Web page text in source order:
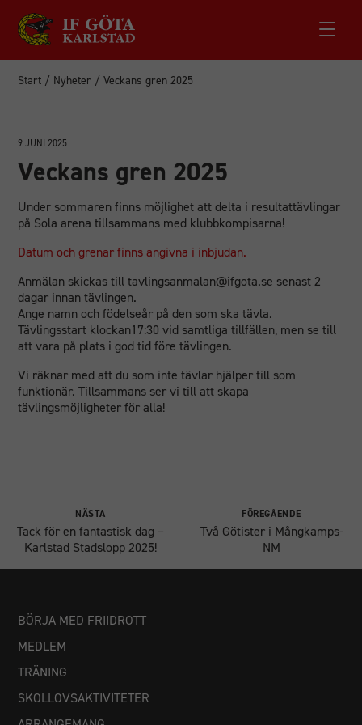
Start / Nyheter /Veckans gren 2025
9 JUNI 2025
Veckans gren 2025
Under sommaren finns möjlighet att delta i resultattävlingar
på Sola arena tillsammans med klubbkompisarna!
Datum och grenar finns angivna i inbjudan.
Anmälan skickas till tavlingsanmalan@ifgota.se senast 2
dagar innan tävlingen.
Ange namn och födelseår på den som ska tävla.
Tävlingsstart klockan17:30 vid samtliga tillfällen, men se till
att vara på plats i god tid före tävlingen.
Vi räknar med att du som inte tävlar hjälper till som
funktionär. Tillsammans ser vi till att skapa
tävlingsmöjligheter för alla!
NÄSTA
Tack för en fantastisk dag –
Karlstad Stadslopp 2025!
FÖREGÅENDE
Två Götister i Mångkamps-
NM
BÖRJA MED FRIIDROTT
MEDLEM
TRÄNING
SKOLLOVSAKTIVITETER